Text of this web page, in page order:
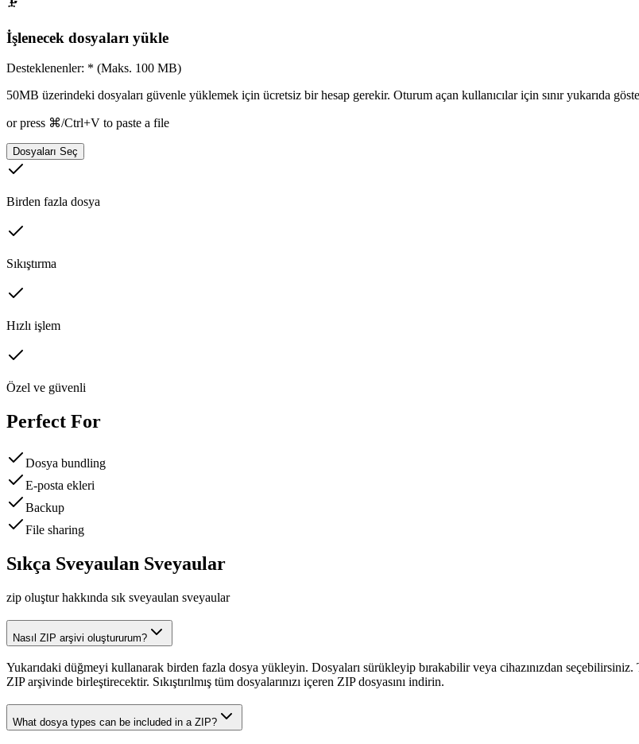
İşlenecek dosyaları yükle
Desteklenenler: * (Maks. 100 MB)
50MB üzerindeki dosyaları güvenle yüklemek için ücretsiz bir hesap gerekir. Oturum açan kullanıcılar için sınır yukarıda
or press ⌘/Ctrl+V to paste a file
Dosyaları Seç
Birden fazla dosya
Sıkıştırma
Hızlı işlem
Özel ve güvenli
Perfect For
Dosya bundling
E-posta ekleri
Backup
File sharing
Sıkça Sveyaulan Sveyaular
zip oluştur hakkında sık sveyaulan sveyaular
Nasıl ZIP arşivi oluştururum?
Yukarıdaki düğmeyi kullanarak birden fazla dosya yükleyin. Dosyaları sürükleyip bırakabilir veya cihazınızdan
ZIP arşivinde birleştirecektir. Sıkıştırılmış tüm dosyalarınızı içeren ZIP dosyasını indirin.
What dosya types can be included in a ZIP?